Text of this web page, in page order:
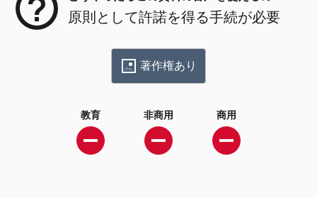
原則として許諾を得る手続が必要
著作権あり
教育 非商用 商用